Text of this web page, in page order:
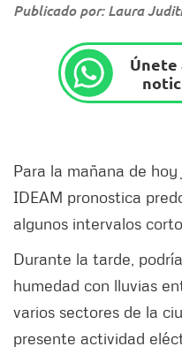
Publicado por: Laura
Únete
Para la mañana de
IDEAM pronostica
algunos intervalos
Durante la tarde,
humedad con lluvias
varios sectores de la
presente actividad